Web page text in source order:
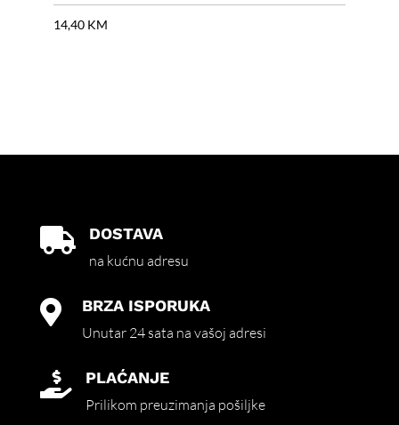
14,40 KM
 DOSTAVA
na kućnu adresu
 BRZA ISPORUKA
Unutar 24 sata na vašoj adresi
 PLAĆANJE
Prilikom preuzimanja pošiljke